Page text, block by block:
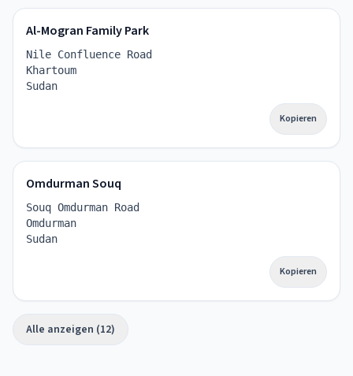
Al-Mogran Family Park
Nile Confluence Road
Khartoum
Sudan
Kopieren
Omdurman Souq
Souq Omdurman Road
Omdurman
Sudan
Kopieren
Alle anzeigen (12)